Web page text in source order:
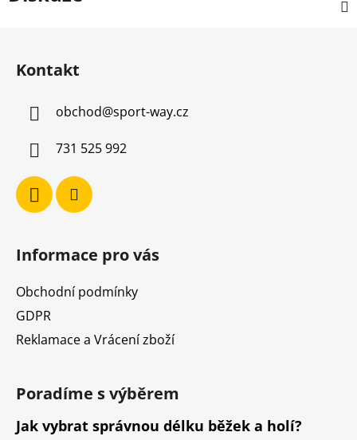
Kontakt
obchod@sport-way.cz
731 525 992
Informace pro vás
Obchodní podmínky
GDPR
Reklamace a Vrácení zboží
Poradíme s výběrem
Jak vybrat správnou délku běžek a holí?